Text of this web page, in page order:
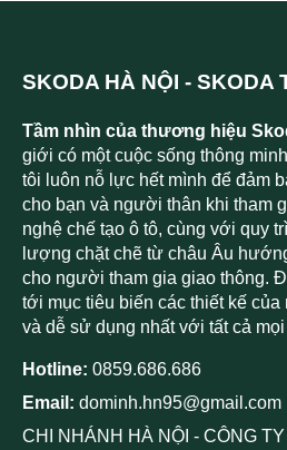
SKODA HÀ NỘI - SKODA
Tầm nhìn của thương hiệu
giới có một cuộc sống thông
tôi luôn nỗ lực hết mình để đảm
cho bạn và người thân khi tham
nghệ chế tạo ô tô, cùng với quy
lượng chặt chẽ từ châu Âu
cho người tham gia giao thông.
tới mục tiêu biến các thiết kế
và dễ sử dụng nhất với tất cả
Hotline: 0859.686.686
Email: dominh.hn95@gmail.com
CHI NHÁNH HÀ NỘI - CÔNG